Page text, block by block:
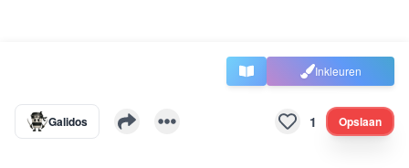
Inkleuren
Galidos 1 Opslaan